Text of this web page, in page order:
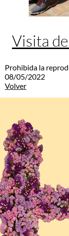
Visita
Prohibida la
08/05/2022
Volver